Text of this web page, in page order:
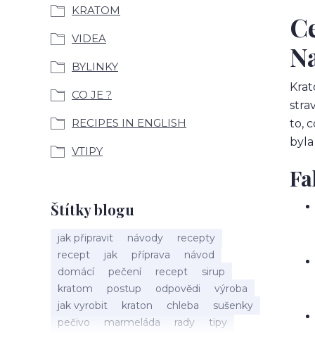
KRATOM
VIDEA
BYLINKY
CO JE ?
RECIPES IN ENGLISH
VTIPY
Štítky blogu
jak připravit návody
recepty
recept
jak příprava
návod
domácí
pečení recept
sirup
kratom
postup odpovědi
výroba
jak vyrobit
kraton chleba
sušenky
pečivo
marmeláda rady
tipy
to,